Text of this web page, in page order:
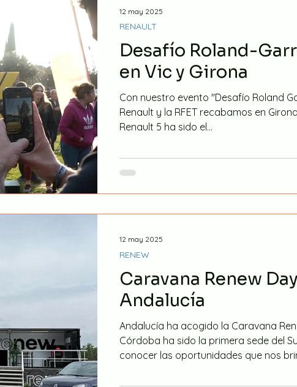
Desafío Roland-
en Vic y Girona
Con nuestro evento "Desafío Roland
Renault y la RFET recabamos en
Renault 5 ha sido el...
RENAULT
12 may 2025
Caravana Renew
Andalucía
Andalucía ha acogido la Caravana
Córdoba ha sido la primera sede del
conocer las oportunidades que nos
RENEW
12 may 2025